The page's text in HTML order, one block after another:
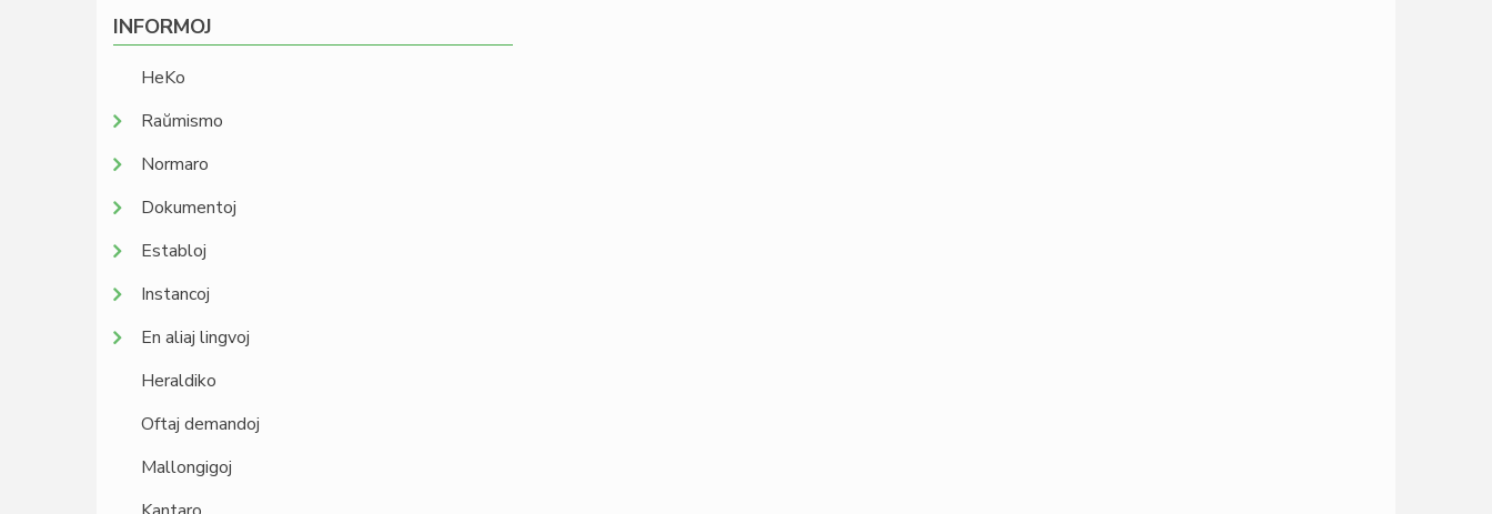
INFORMOJ
HeKo
Raŭmismo
Normaro
Dokumentoj
Establoj
Instancoj
En aliaj lingvoj
Heraldiko
Oftaj demandoj
Mallongigoj